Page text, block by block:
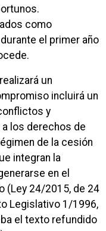
como
el primer año
un
incluirá un
y
los derechos de
de la cesión
integran la
en el
(Ley 24/2015, de 24
Legislativo 1/1996,
el texto refundido